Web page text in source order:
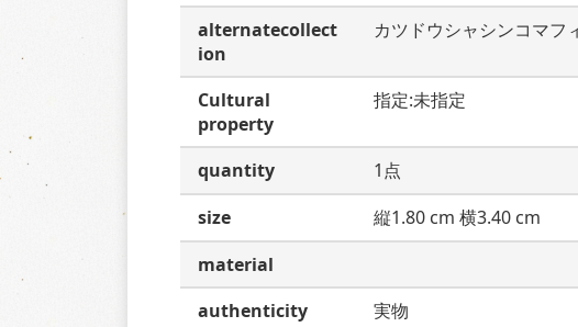
alternatecollect
ion
カツドウシャシンコマフ
Cultural
property
指定:未指定
quantity
1点
size
縦1.80 cm 横3.40 cm
material
authenticity
実物